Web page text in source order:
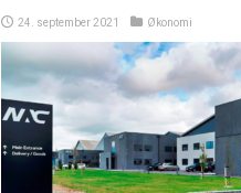
24. september 2021 Økonomi